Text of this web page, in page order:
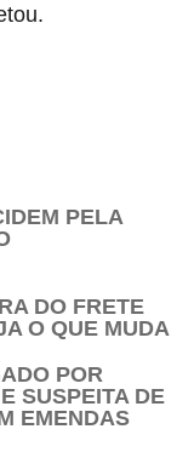
PELA
DO FRETE
O QUE MUDA
POR
SUSPEITA DE
EMENDAS